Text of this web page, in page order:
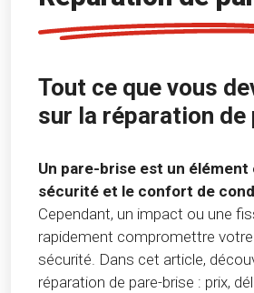
Tout ce que vous
sur la réparation
Un pare-brise est un
sécurité et le confort de
Cependant, un impact ou une
rapidement compromettre
sécurité. Dans cet article,
réparation de pare-brise : prix,